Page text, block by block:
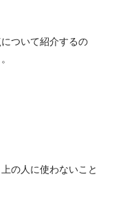
ついて紹介するの
の人に使わないこと